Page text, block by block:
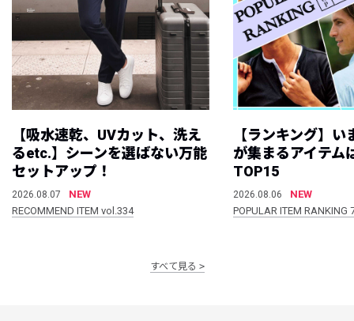
【吸水速乾、UVカット、洗え
るetc.】シーンを選ばない万能
セットアップ！
2026.08.07
NEW
RECOMMEND ITEM vol.334
【ランキング】
が集まるアイテム
TOP15
2026.08.06
NEW
POPULAR ITEM
すべて見る